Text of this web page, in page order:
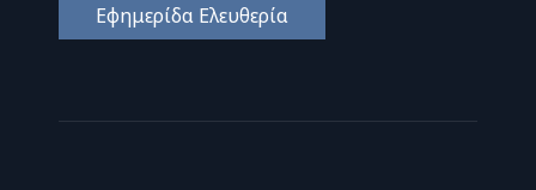
Εφημερίδα Ελευθερία